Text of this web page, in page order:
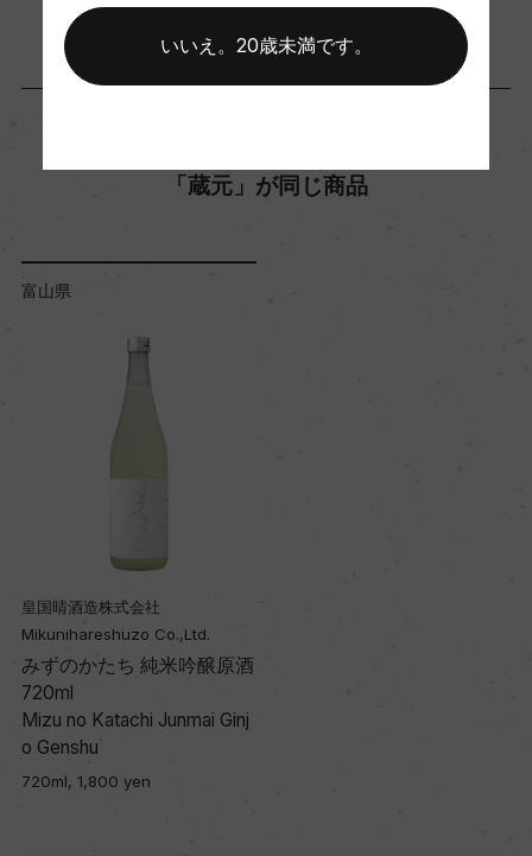
「蔵元」が同じ商品
富山県
皇国晴酒造株式会社
Mikunihareshuzo Co.,Ltd.
みずのかたち 純米吟醸原酒
720ml
Mizu no Katachi Junmai Ginj
o Genshu
720ml, 1,800 yen
いいえ。20歳未満です。